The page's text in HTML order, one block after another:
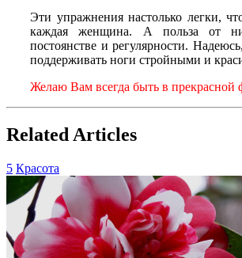
Эти упражнения настолько легки,
каждая женщина. А польза от
постоянстве и регулярности.
поддерживать ноги стройными и
Желаю Вам всегда быть в прекрасной
Related Articles
5 Красота